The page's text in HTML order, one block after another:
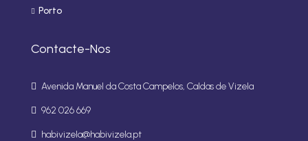
Porto
Contacte-Nos
Avenida Manuel da Costa Campelos, Caldas de Vizela
962 026 669
habivizela@habivizela.pt